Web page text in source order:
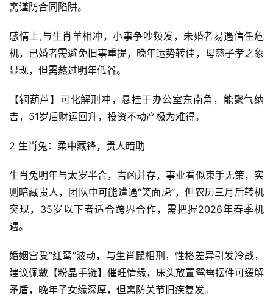
需谨防合同陷阱。
感情上,与生肖羊相冲，小事争吵频发，未婚者易遇信任危
机，已婚者需避免旧事重提，晚年运势转佳，母慈子孝之象
显现，但需熬过明年低谷。
【铜葫芦】可化解刑冲，悬挂于办公室东南角，能聚气纳
吉，51岁后财运回升，投资不动产极为难得。
2 生肖兔：柔中藏锋，贵人暗助
生肖兔明年与太岁半合，吉凶并存，事业看似束手无策，实
则暗藏贵人，团队中可能遭遇“笑面虎”，但农历三月后转机
突现，35岁以下者适合跨界合作，需把握2026年春季机
遇。
婚姻宫受“红鸾”波动，与生肖鼠相刑，性格差异引发冷战，
建议佩戴【粉晶手链】催旺情缘，床头放置鸳鸯摆件可缓解
矛盾，晚年子女缘深厚，但需防关节旧疾复发。